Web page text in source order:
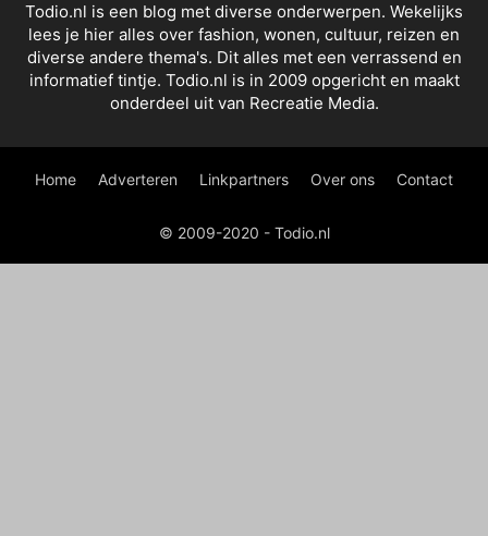
Todio.nl is een blog met diverse onderwerpen. Wekelijks
lees je hier alles over fashion, wonen, cultuur, reizen en
diverse andere thema's. Dit alles met een verrassend en
informatief tintje. Todio.nl is in 2009 opgericht en maakt
onderdeel uit van Recreatie Media.
Home Adverteren Linkpartners Over ons Contact
© 2009-2020 - Todio.nl